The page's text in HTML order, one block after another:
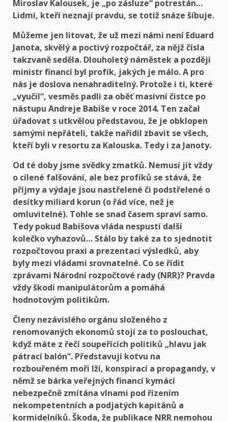
Miroslav Kalousek, je „po zásluze“ potrestán…
Lidmi, kteří neznají pravdu, se totiž snáze šíbuje.
Můžeme jen litovat, že už mezi námi není Eduard
Janota, skvělý a poctivý rozpočtář, za nějž čísla
takzvaně seděla. Dlouholetý náměstek a později
ministr financí byl profík, jakých je málo. A pro
nás je doslova nenahraditelný. Protože i ti, které
„vyučil“, vesměs padli za oběť masivní čistce po
nástupu Andreje Babiše v roce 2014. Ten začal
úřadovat s utkvělou představou, že je obklopen
samými nepřáteli, takže nařídil zbavit se všech,
kteří byli v resortu za Kalouska. Tedy i za Janoty.
Od té doby jsme svědky zmatků. Nemusí jít vždy
o cílené falšování, ale bez profíků se stává, že
příjmy a výdaje jsou nastřelené či podstřelené o
desítky miliard korun (o řád více, než je
omluvitelné). Tohle se snad časem spraví samo.
Tedy pokud Babišova vláda nespustí další
kolečko vyhazovů… Stálo by také za to sjednotit
rozpočtovou praxi a prezentaci výsledků, aby
byly mezi vládami srovnatelné. Co se řídit
zprávami Národní rozpočtové rady (NRR)? Pravda
vždy škodí manipulátorům a pomáhá
hodnotovým politikům.
Členy nezávislého orgánu složeného z
renomovaných ekonomů stojí za to poslouchat,
když máte z řečí soupeřících politiků „hlavu jak
pátrací balón“. Představují kotvu na
rozbouřeném moři lží, konspirací a propagandy, v
němž se bárka veřejných financí kymácí
nebezpečně zmítána vlnami pod řízením
nekompetentních a podjatých kapitánů a
kormidelníků. Škoda, že publikace NRR nemohou